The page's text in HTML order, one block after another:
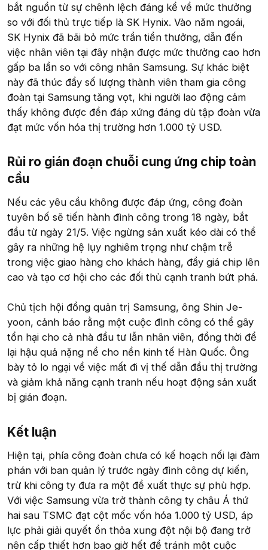
bắt nguồn từ sự chênh lệch đáng kể về mức thưởng
so với đối thủ trực tiếp là SK Hynix. Vào năm ngoái,
SK Hynix đã bãi bỏ mức trần tiền thưởng, dẫn đến
việc nhân viên tại đây nhận được mức thưởng cao hơn
gấp ba lần so với công nhân Samsung. Sự khác biệt
này đã thúc đẩy số lượng thành viên tham gia công
đoàn tại Samsung tăng vọt, khi người lao động cảm
thấy không được đền đáp xứng đáng dù tập đoàn vừa
đạt mức vốn hóa thị trường hơn 1.000 tỷ USD.
Rủi ro gián đoạn chuỗi cung ứng chip toàn
cầu​
Nếu các yêu cầu không được đáp ứng, công đoàn
tuyên bố sẽ tiến hành đình công trong 18 ngày, bắt
đầu từ ngày 21/5. Việc ngừng sản xuất kéo dài có thể
gây ra những hệ lụy nghiêm trọng như chậm trễ
trong việc giao hàng cho khách hàng, đẩy giá chip lên
cao và tạo cơ hội cho các đối thủ cạnh tranh bứt phá.
Chủ tịch hội đồng quản trị Samsung, ông Shin Je-
yoon, cảnh báo rằng một cuộc đình công có thể gây
tổn hại cho cả nhà đầu tư lẫn nhân viên, đồng thời để
lại hậu quả nặng nề cho nền kinh tế Hàn Quốc. Ông
bày tỏ lo ngại về việc mất đi vị thế dẫn đầu thị trường
và giảm khả năng cạnh tranh nếu hoạt động sản xuất
bị gián đoạn.
Kết luận​
Hiện tại, phía công đoàn chưa có kế hoạch nối lại đàm
phán với ban quản lý trước ngày đình công dự kiến,
trừ khi công ty đưa ra một đề xuất thực sự phù hợp.
Với việc Samsung vừa trở thành công ty châu Á thứ
hai sau TSMC đạt cột mốc vốn hóa 1.000 tỷ USD, áp
lực phải giải quyết ổn thỏa xung đột nội bộ đang trở
nên cấp thiết hơn bao giờ hết để tránh một cuộc